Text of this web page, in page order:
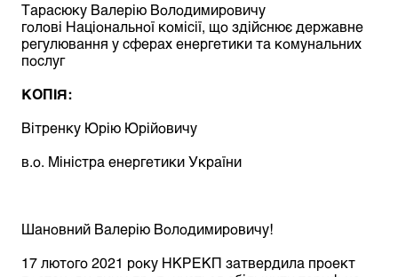
Тарасюку Валерію Володимировичу
голові Національної комісії, що здійснює державне
регулювання у сферах енергетики та комунальних
послуг
КОПІЯ:
Вітренку Юрію Юрійовичу
в.о. Міністра енергетики України
Шановний Валерію Володимировичу!
17 лютого 2021 року НКРЕКП затвердила проект